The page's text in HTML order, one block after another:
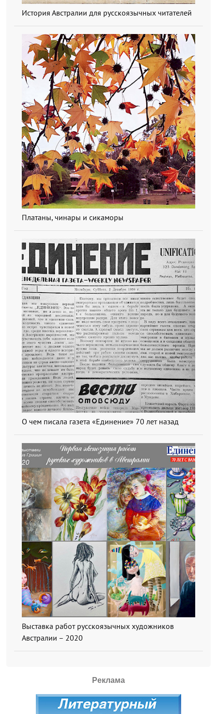
История Австралии для русскоязычных читателей
Платаны, чинары и сикаморы
О чем писала газета «Единение» 70 лет назад
Выставка работ русскоязычных художников
Австралии – 2020
Реклама